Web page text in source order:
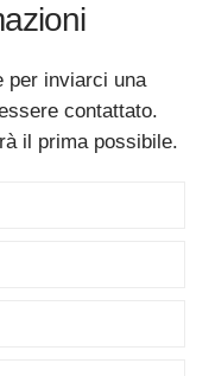
per inviarci una
contattato.
il prima possibile.